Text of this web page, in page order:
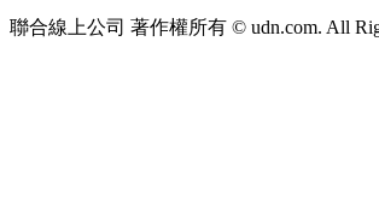
聯合線上公司 著作權所有 © udn.com. All